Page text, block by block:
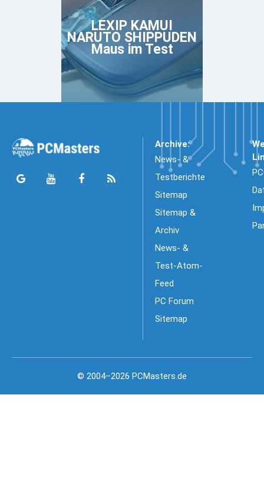
LEXIP KAMUI
NARUTO SHIPPUDEN
Maus im Test
Archive:
News- &
Testberichte
Sitemap
Sitemap &
Archiv
News- &
Test-Atom-
Feed
PC Forum
Sitemap
© 2004–2026 PCMasters.de